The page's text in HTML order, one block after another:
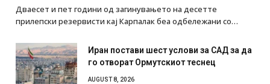
Дваесет и пет години од загинувањето на десетте
прилепски резервисти кај Карпалак беа одбележани со…
Иран постави шест услови за САД за да
го отворат Ормутскиот теснец
AUGUST 8, 2026